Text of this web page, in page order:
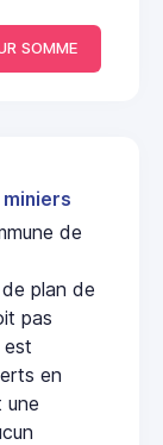
SOMME
de
plan de
pas
est
en
une